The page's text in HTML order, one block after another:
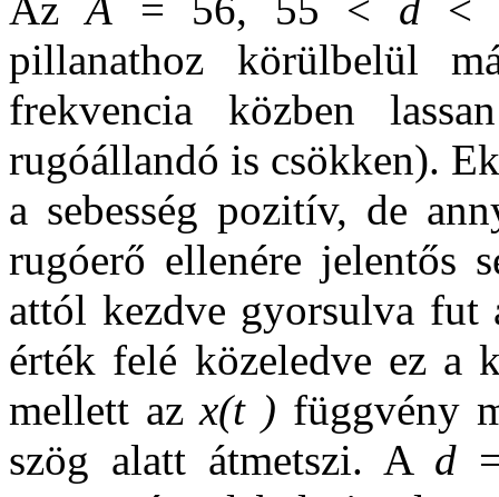
AzA = 56, 55 < d<
pillanathoz körülbelül
frekvencia közben
rugóállandó is csökken).
a sebesség pozitív, de
rugóerő ellenére jelentős
attól kezdve gyorsulva fut
érték felé közeledve ez a
mellett azx(t ) függvény
szög alatt átmetszi. A d=